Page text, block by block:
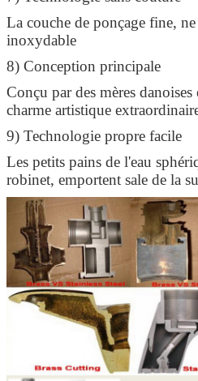
La couche de ponçage fine,
inoxydable
8) Conception principale
Conçu par des mères
charme artistique
9) Technologie propre facile
Les petits pains de l'eau
robinet, emportent sale de la